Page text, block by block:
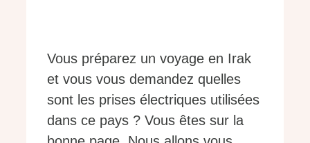
Vous préparez un voyage en Irak
et vous vous demandez quelles
sont les prises électriques utilisées
dans ce pays ? Vous êtes sur la